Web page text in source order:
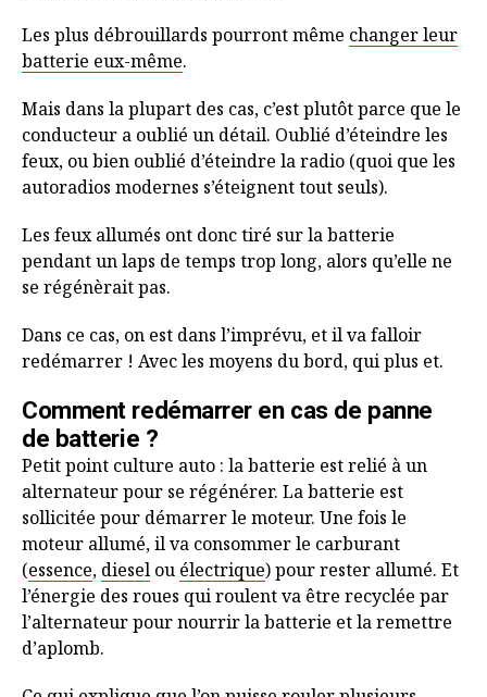
Les plus débrouillards pourront même changer leur
batterie eux-même.
Mais dans la plupart des cas, c’est plutôt parce que le
conducteur a oublié un détail. Oublié d’éteindre les
feux, ou bien oublié d’éteindre la radio (quoi que les
autoradios modernes s’éteignent tout seuls).
Les feux allumés ont donc tiré sur la batterie
pendant un laps de temps trop long, alors qu’elle ne
se régénèrait pas.
Dans ce cas, on est dans l’imprévu, et il va falloir
redémarrer ! Avec les moyens du bord, qui plus et.
Comment redémarrer en cas de panne
de batterie ?
Petit point culture auto : la batterie est relié à un
alternateur pour se régénérer. La batterie est
sollicitée pour démarrer le moteur. Une fois le
moteur allumé, il va consommer le carburant
(essence, diesel ou électrique) pour rester allumé. Et
l’énergie des roues qui roulent va être recyclée par
l’alternateur pour nourrir la batterie et la remettre
d’aplomb.